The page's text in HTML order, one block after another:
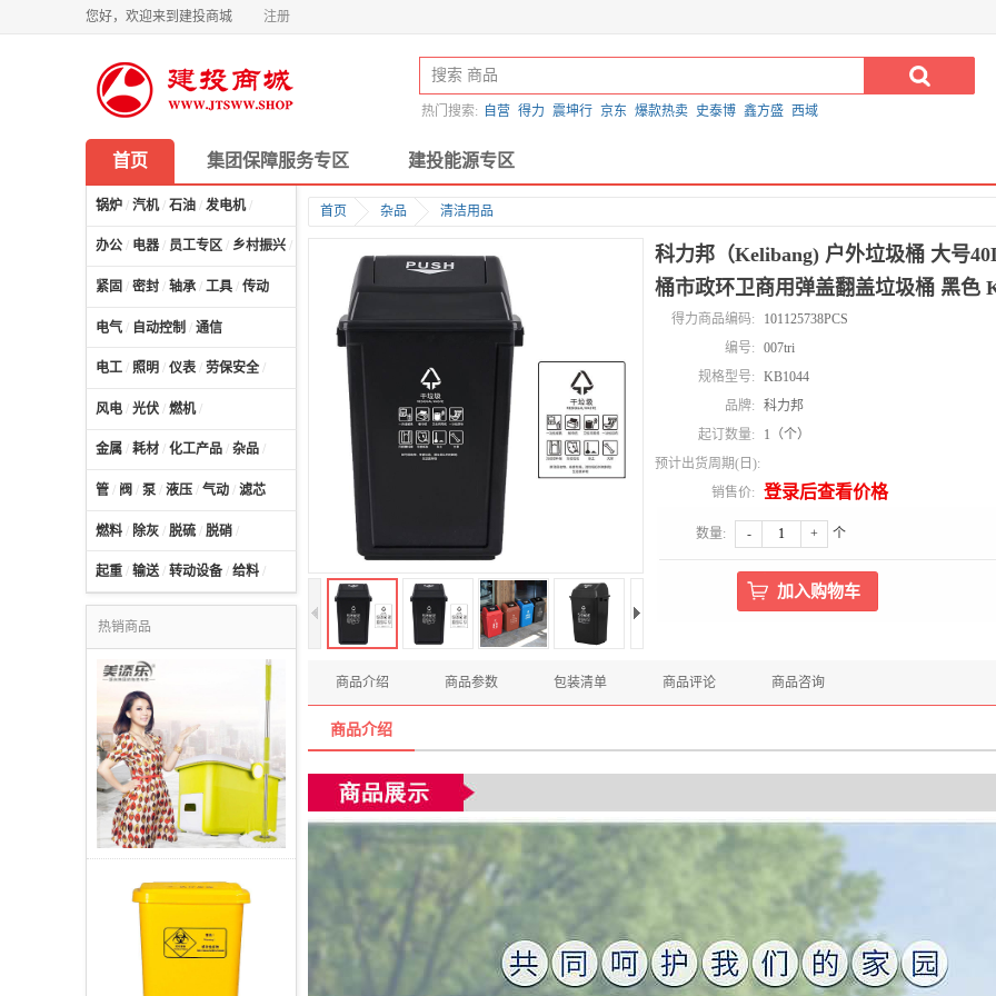
您好，欢迎来到建投商城 注册
热门搜索: 自营 得力 震坤行 京东 爆款热卖 史泰博 鑫方盛 西域
首页 集团保障服务专区 建投能源专区
锅炉 / 汽机/ 石油 / 发电机/
办公 / 电器 / 员工专区 / 乡村振兴 /
紧固 / 密封 / 轴承 / 工具 / 传动
电气 / 自动控制 / 通信
电工 / 照明 / 仪表 / 劳保安全 /
风电 / 光伏 / 燃机/
金属 / 耗材 / 化工产品 / 杂品 /
管 / 阀 / 泵 / 液压 / 气动 / 滤芯
燃料 / 除灰 / 脱硫 / 脱硝 /
起重 / 输送/ 转动设备 / 给料 /
热销商品
首页 杂品 清洁用品
科力邦（Kelibang) 户外垃圾桶 大号
桶市政环卫商用弹盖翻盖垃圾桶 黑色
得力商品编码:
101125738PCS
编号:
007tri
规格型号:
KB1044
品牌:
科力邦
起订数量:
1（个）
预计出货周期(日):
销售价:
登录后查看价格
数量: - + 个
商品介绍 商品参数 包装清单 商品评论 商品咨询
商品介绍